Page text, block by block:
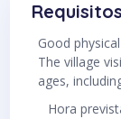
Requisitos
Good
The village
ages,
Hora